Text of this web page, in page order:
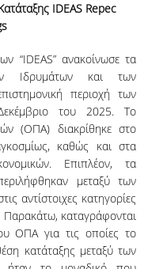
IDEAS Repec
“IDEAS” ανακοίνωσε τα
Ιδρυμάτων και των
περιοχή των
του 2025. Το
(ΟΠΑ) διακρίθηκε στο
καθώς και στα
Επιπλέον, τα
μεταξύ των
αντίστοιχες κατηγορίες
καταγράφονται
ΟΠΑ για τις οποίες το
κατάταξης μεταξύ των